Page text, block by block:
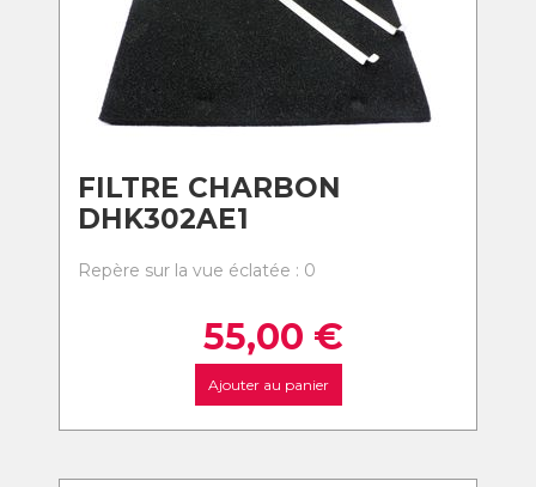
FILTRE CHARBON
DHK302AE1
Repère sur la vue éclatée : 0
55,00 €
Ajouter au panier